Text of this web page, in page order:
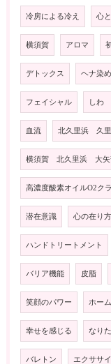
冷房による冷え 心
横須賀 アロマ
デトックス ヘナ染め
フェイシャル しわ
血流 北久里浜 久
横須賀 北久里浜 大矢
高濃度酸素オイルO2ク
潜在意識 心の在り方
ハンドトリートメント
バリア機能 皮脂
笑顔のパワー ホー
幸せを感じる なり
バレトン エクササ